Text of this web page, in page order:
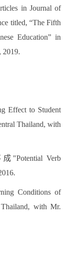
in Journal of
titled, “The Fifth
Education” in
2019.
Effect to Student
Thailand, with
"Potential Verb
Conditions of
with Mr.